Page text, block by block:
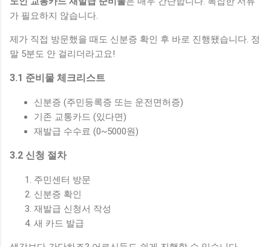
가 필요하지 않습니다.
제가 직접 방문했을 때도 신분증 확인 후 바로 진행됐습니다. 정
말 5분도 안 걸리더라고요!
3.1 준비물 체크리스트
신분증 (주민등록증 또는 운전면허증)
기존 교통카드 (있다면)
재발급 수수료 (0~5000원)
3.2 신청 절차
주민센터 방문
신분증 확인
재발급 신청서 작성
새 카드 발급